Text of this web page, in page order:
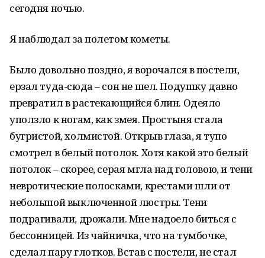
сегодня ночью.
Я наблюдал за полетом кометы.
Было довольно поздно, я ворочался в постели,
ерзал туда-сюда – сон не шел. Подушку давно
превратил в растекающийся блин. Одеяло
уползло к ногам, как змея. Простыня стала
бугристой, холмистой. Открыв глаза, я тупо
смотрел в белый потолок. Хотя какой это белый
потолок – скорее, серая мгла над головою, и тени
невротические полосками, крестами шли от
небольшой выключенной люстры. Тени
подрагивали, дрожали. Мне надоело биться с
бессонницей. Из чайничка, что на тумбочке,
сделал пару глотков. Встав с постели, не стал